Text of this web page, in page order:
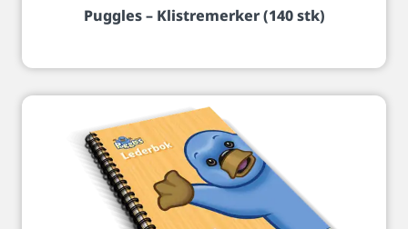
Puggles – Klistremerker (140 stk)